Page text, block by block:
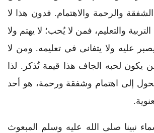
والرحمة والاهتمام. فدون هذا لا
والتعليم، فمن لا يُحب؛ لا يهتم ولا
عليه ولا يتفانى في تعليمه. ومن لا
يكون لحبه الجاف هذا قيمة تُذكر. لذا
إلى اهتمام وشفقة ورحمة، هو أحد
نبينا صلى الله عليه وسلم المبعوث